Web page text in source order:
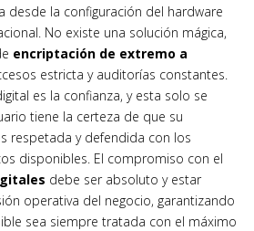
desde la configuración del hardware
No existe una solución mágica,
encriptación de extremo a
estricta y auditorías constantes.
es la confianza, y esta solo se
tiene la certeza de que su
respetada y defendida con los
disponibles. El compromiso con el
debe ser absoluto y estar
operativa del negocio, garantizando
sea siempre tratada con el máximo